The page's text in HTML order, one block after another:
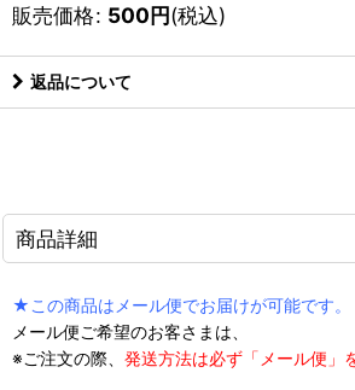
販売価格: 500円(税込)
返品について
商品詳細
★この商品はメール便でお届けが可能です。
メール便ご希望のお客さまは、
※ご注文の際、 発送方法は必ず「メール便」